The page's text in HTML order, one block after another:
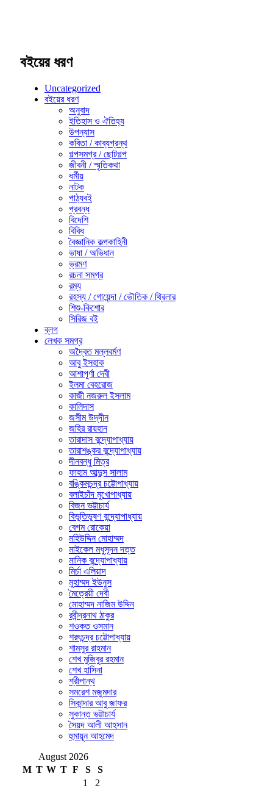
বইয়ের ধরণ
Uncategorized
বইয়ের ধরণ
অনুবাদ
ইতিহাস ও ঐতিহ্য
উপন্যাস
কবিতা / কাব্যগ্রন্থ
গল্পসমগ্র / ছোটগল্প
জীবনী / স্মৃতিকথা
ধর্মীয়
নাটক
পাঠ্যবই
প্রবন্ধ
বিদেশি
বিবিধ
বৈজ্ঞানিক কল্পকাহিনী
ভাষা / অভিধান
ভ্রমণ
রচনা সমগ্র
রম্য
রহস্য / গোয়েন্দা / ভৌতিক / থ্রিলার
শিশু-কিশোর
সিরিজ বই
ব্লগ
লেখক সমগ্র
অদ্বৈত মল্লবর্মণ
আবু ইসহাক
আশাপূর্ণা দেবী
ইলমা বেহরোজ
কাজী নজরুল ইসলাম
কালিদাস
জসীম উদ্‌দীন
জহির রায়হান
তারাদাস বন্দ্যোপাধ্যায়
তারাশঙ্কর বন্দ্যোপাধ্যায়
দীনবন্ধু মিত্র
ফাহাম আব্দুস সালাম
বঙ্কিমচন্দ্র চট্টোপাধ্যায়
বলাইচাঁদ মুখোপাধ্যায়
বিজন ভট্টাচার্য
বিভূতিভূষণ বন্দ্যোপাধ্যায়
বেগম রোকেয়া
মহিউদ্দিন মোহাম্মদ
মাইকেল মধুসূদন দত্ত
মানিক বন্দ্যোপাধ্যায়
মির্চা এলিয়াদ
মুহাম্মদ ইউনুস
মৈত্রেয়ী দেবী
মোহাম্মদ নাজিম উদ্দিন
রবীন্দ্রনাথ ঠাকুর
শওকত ওসমান
শরৎচন্দ্র চট্টোপাধ্যায়
শামসুর রাহমান
শেখ মুজিবুর রহমান
শেখ হাসিনা
শ্রীপান্থ
সমরেশ মজুমদার
সিকান্দার আবু জাফর
সুকান্ত ভট্টাচার্য
সৈয়দ আলী আহসান
হুমায়ূন আহমেদ
August 2026
M T W T F S
S
1
2